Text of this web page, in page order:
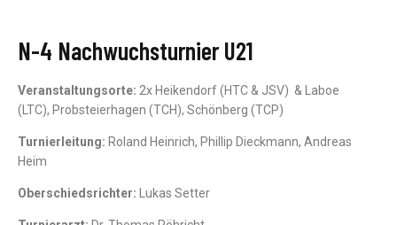
N-4 Nachwuchsturnier U21
Veranstaltungsorte: 2x Heikendorf (HTC & JSV) & Laboe
(LTC), Probsteierhagen (TCH), Schönberg (TCP)
Turnierleitung: Roland Heinrich, Phillip Dieckmann, Andreas
Heim
Oberschiedsrichter: Lukas Setter